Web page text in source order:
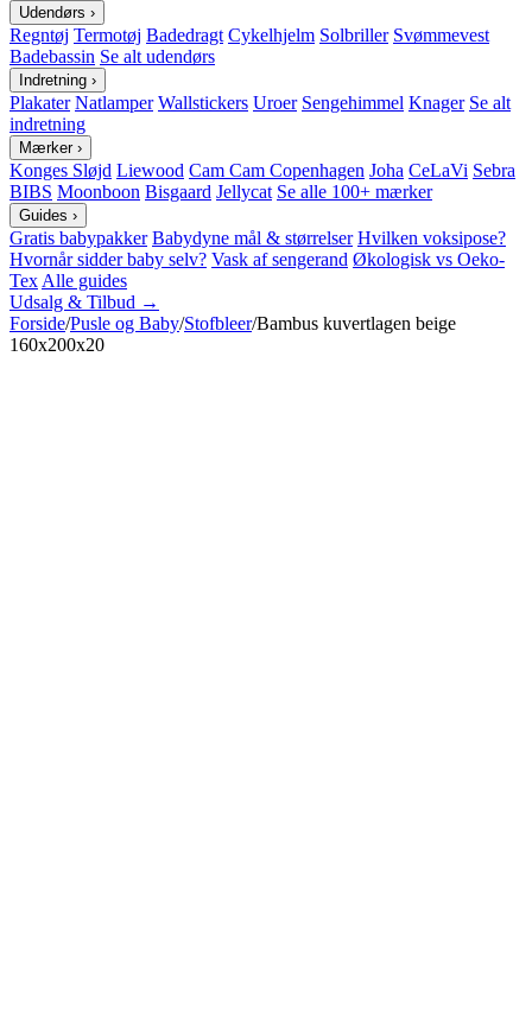
Udendørs ›
Regntøj Termotøj Badedragt Cykelhjelm Solbriller Svømmevest
Badebassin Se alt udendørs
Indretning ›
Plakater Natlamper Wallstickers Uroer Sengehimmel Knager Se alt
indretning
Mærker ›
Konges Sløjd Liewood Cam Cam Copenhagen Joha CeLaVi Sebra
BIBS Moonboon Bisgaard Jellycat Se alle 100+ mærker
Guides ›
Gratis babypakker Babydyne mål & størrelser Hvilken voksipose?
Hvornår sidder baby selv? Vask af sengerand Økologisk vs Oeko-
Tex Alle guides
Udsalg & Tilbud →
Forside/Pusle og Baby/Stofbleer/Bambus kuvertlagen beige
160x200x20